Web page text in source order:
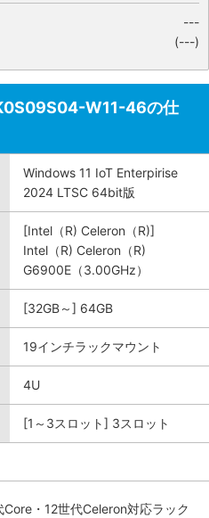
---
(---)
W11-46の仕
Windows 11 IoT Enterpirise
2024 LTSC 64bit版
[Intel（R) Celeron（R)]
Intel（R) Celeron（R)
G6900E（3.00GHz）
[32GB～] 64GB
19インチラックマウント
4U
[1～3スロット] 3スロット
・12世代Celeron対応ラック